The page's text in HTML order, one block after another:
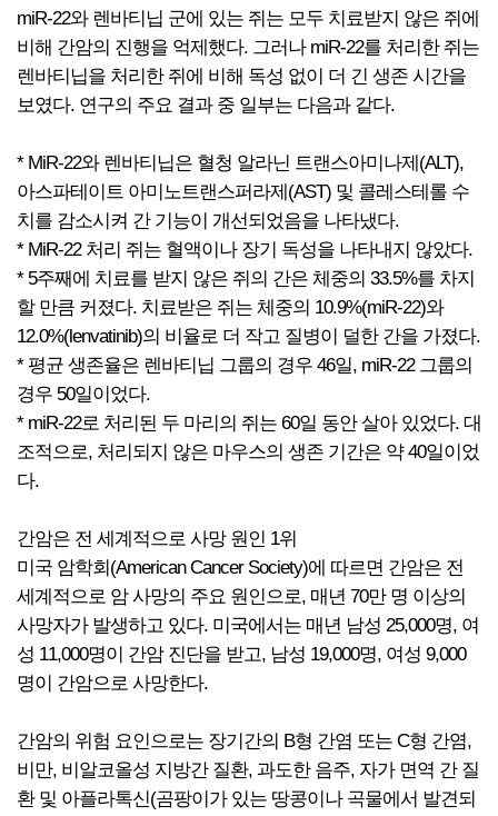
miR-22와 렌바티닙 군에 있는 쥐는 모두 치료받지 않은 쥐에
비해 간암의 진행을 억제했다. 그러나 miR-22를 처리한 쥐는
렌바티닙을 처리한 쥐에 비해 독성 없이 더 긴 생존 시간을
보였다. 연구의 주요 결과 중 일부는 다음과 같다.
* MiR-22와 렌바티닙은 혈청 알라닌 트랜스아미나제(ALT),
아스파테이트 아미노트랜스퍼라제(AST) 및 콜레스테롤 수
치를 감소시켜 간 기능이 개선되었음을 나타냈다.
* MiR-22 처리 쥐는 혈액이나 장기 독성을 나타내지 않았다.
* 5주째에 치료를 받지 않은 쥐의 간은 체중의 33.5%를 차지
할 만큼 커졌다. 치료받은 쥐는 체중의 10.9%(miR-22)와
12.0%(lenvatinib)의 비율로 더 작고 질병이 덜한 간을 가졌다.
* 평균 생존율은 렌바티닙 그룹의 경우 46일, miR-22 그룹의
경우 50일이었다.
* miR-22로 처리된 두 마리의 쥐는 60일 동안 살아 있었다. 대
조적으로, 처리되지 않은 마우스의 생존 기간은 약 40일이었
다.
간암은 전 세계적으로 사망 원인 1위
미국 암학회(American Cancer Society)에 따르면 간암은 전
세계적으로 암 사망의 주요 원인으로, 매년 70만 명 이상의
사망자가 발생하고 있다. 미국에서는 매년 남성 25,000명, 여
성 11,000명이 간암 진단을 받고, 남성 19,000명, 여성 9,000
명이 간암으로 사망한다.
간암의 위험 요인으로는 장기간의 B형 간염 또는 C형 간염,
비만, 비알코올성 지방간 질환, 과도한 음주, 자가 면역 간 질
환 및 아플라톡신(곰팡이가 있는 땅콩이나 곡물에서 발견되